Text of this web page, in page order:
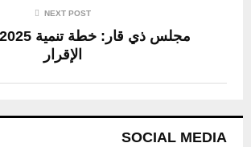
NEXT POST
الإقرار
SOCIAL MEDIA